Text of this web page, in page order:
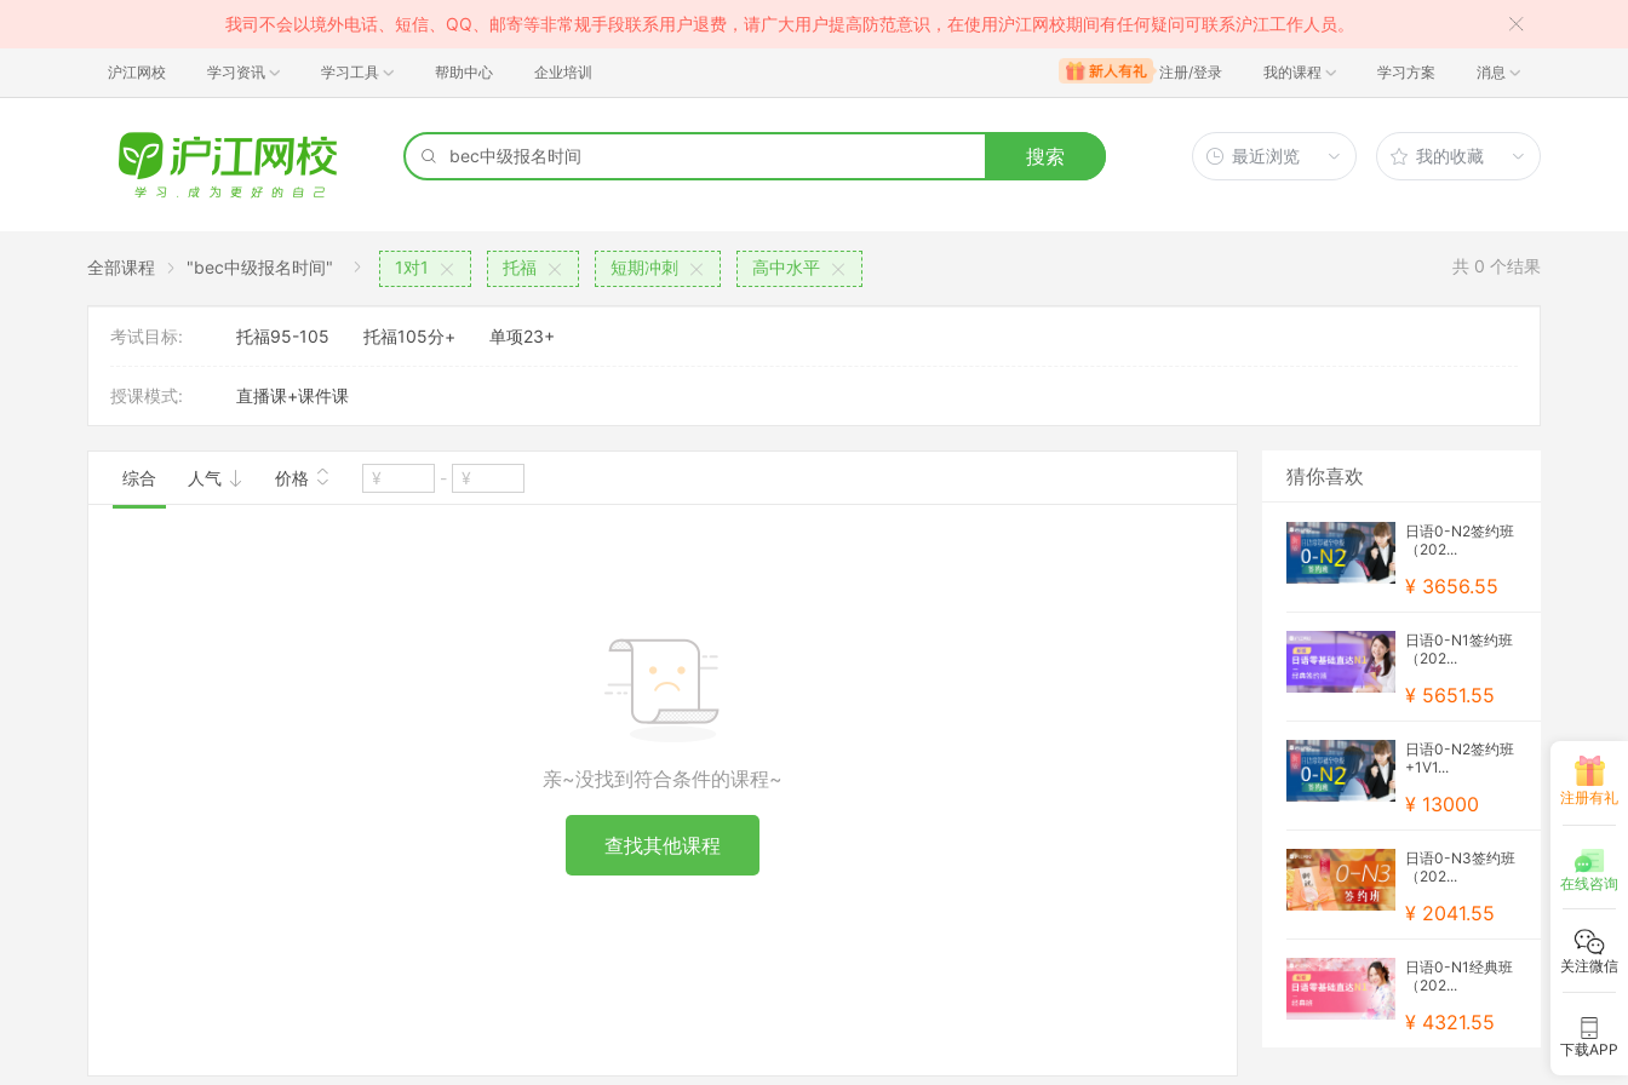
我司不会以境外电话、短信、QQ、邮寄等非常规手段联系用户退费，请广大用户提高防范意识，在使用沪江网校期间有任何疑问可联系沪江工作人员。
沪江网校 学习资讯 学习工具 帮助中心 企业培训 注册/登录 我的课程 学习方案 消息
搜索 最近浏览 我的收藏
全部课程 "bec中级报名时间" 1对1 托福 短期冲刺 高中水平 共 0 个结果
考试目标: 托福95-105 托福105分+ 单项23+
授课模式: 直播课+课件课
综合 人气 价格 -
亲~没找到符合条件的课程~
查找其他课程
猜你喜欢
日语0-N2签约班
（202...
¥ 3656.55
日语0-N1签约班
（202...
¥ 5651.55
日语0-N2签约班
+1V1...
¥ 13000
日语0-N3签约班
（202...
¥ 2041.55
日语0-N1经典班
（202...
¥ 4321.55
注册有礼
在线咨询
关注微信
下载APP